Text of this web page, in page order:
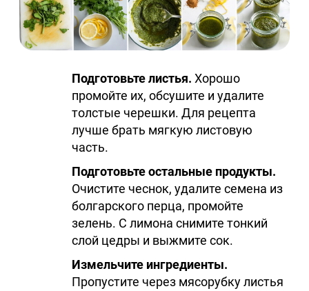
Подготовьте листья. Хорошо
промойте их, обсушите и удалите
толстые черешки. Для рецепта
лучше брать мягкую листовую
часть.
Подготовьте остальные продукты.
Очистите чеснок, удалите семена из
болгарского перца, промойте
зелень. С лимона снимите тонкий
слой цедры и выжмите сок.
Измельчите ингредиенты.
Пропустите через мясорубку листья